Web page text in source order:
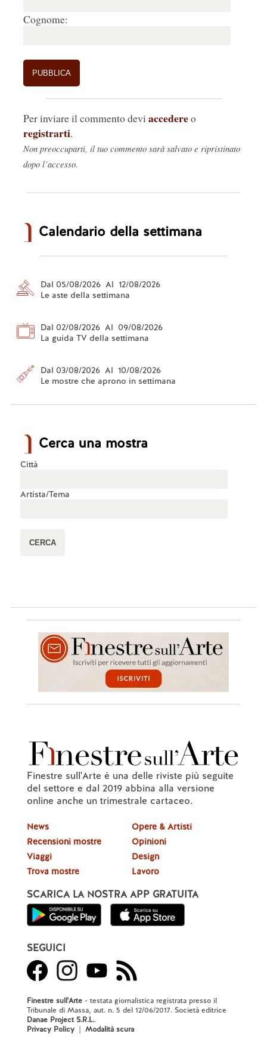
Cognome:
Per inviare il commento devi accedereo
registrarti.
Non preoccuparti, il tuo commento sarà salvato e ripristinato
dopo l’accesso.
Calendario della settimana
Dal 05/08/2026 Al 12/08/2026
Le aste della settimana
Dal 02/08/2026 Al 09/08/2026
La guida TV della settimana
Dal 03/08/2026 Al 10/08/2026
Le mostre che aprono in settimana
Cerca una mostra
Città
Artista/Tema
Finestre sull'Arte è una delle riviste più seguite
del settore e dal 2019 abbina alla versione
online anche un trimestrale cartaceo.
News
Recensioni mostre
Viaggi
Trova mostre
Opere & Artisti
Opinioni
Design
Lavoro
SCARICA LA NOSTRA APP GRATUITA
SEGUICI
Finestre sull'Arte- testata giornalistica registrata presso il
Tribunale di Massa, aut. n. 5 del 12/06/2017. Società editrice
Danae Project S.R.L..
Privacy Policy| Modalità scura